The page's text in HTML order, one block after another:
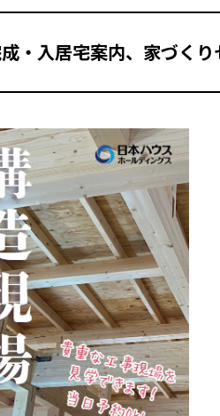
・入居宅案内、家づくり
歳